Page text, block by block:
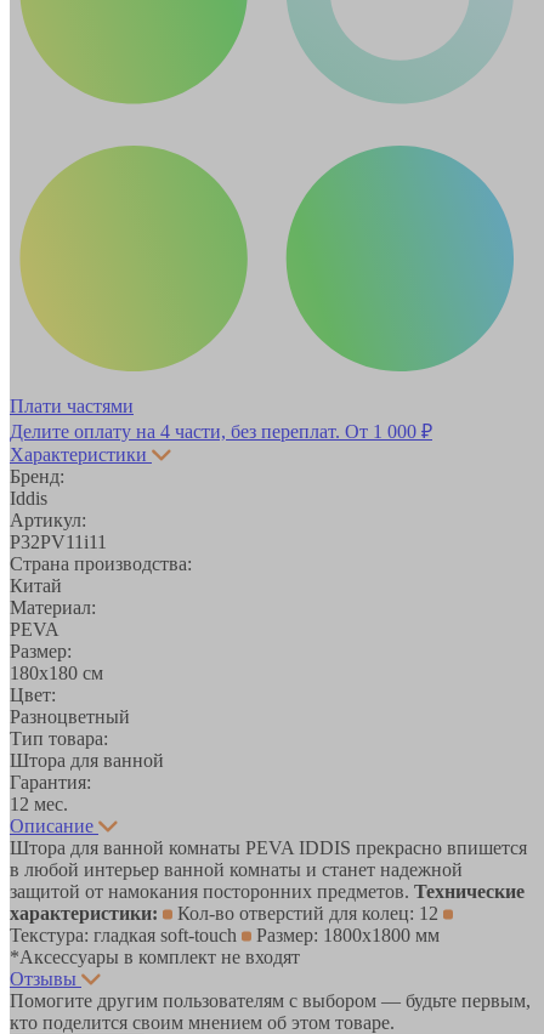
Плати частями
Делите оплату на 4 части, без переплат. От 1 000 ₽
Характеристики
Бренд:
Iddis
Артикул:
P32PV11i11
Страна производства:
Китай
Материал:
PEVA
Размер:
180х180 см
Цвет:
Разноцветный
Тип товара:
Штора для ванной
Гарантия:
12 мес.
Описание
Штора для ванной комнаты PEVA IDDIS прекрасно впишется
в любой интерьер ванной комнаты и станет надежной
защитой от намокания посторонних предметов. Технические
характеристики:
Кол-во отверстий для колец: 12
Текстура: гладкая soft-touch
Размер: 1800х1800 мм
*Аксессуары в комплект не входят
Отзывы
Помогите другим пользователям с выбором — будьте первым,
кто поделится своим мнением об этом товаре.